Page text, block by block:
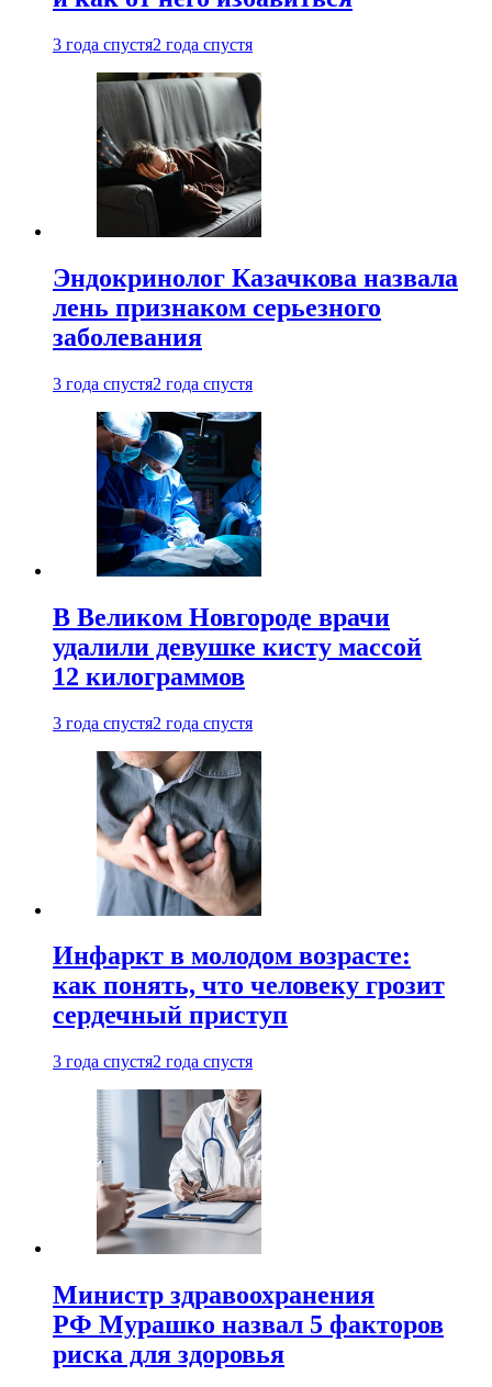
3 года спустя2 года спустя
Эндокринолог Казачкова назвала
лень признаком серьезного
заболевания
3 года спустя2 года спустя
В Великом Новгороде врачи
удалили девушке кисту массой
12 килограммов
3 года спустя2 года спустя
Инфаркт в молодом возрасте:
как понять, что человеку грозит
сердечный приступ
3 года спустя2 года спустя
Министр здравоохранения
РФ Мурашко назвал 5 факторов
риска для здоровья